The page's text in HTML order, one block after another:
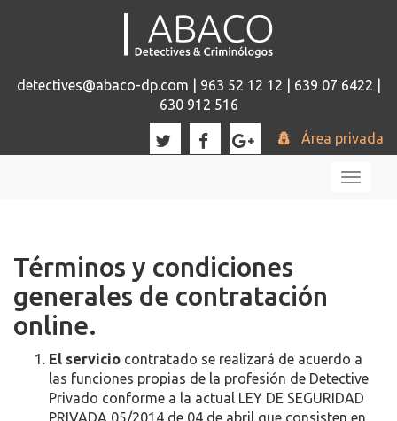
detectives@abaco-dp.com | 963 52 12 12 | 639 07 6422 |
630 912 516
Área privada
Términos y condiciones
generales de contratación
online.
El servicio contratado se realizará de acuerdo a
las funciones propias de la profesión de Detective
Privado conforme a la actual LEY DE SEGURIDAD
PRIVADA 05/2014 de 04 de abril que consisten en